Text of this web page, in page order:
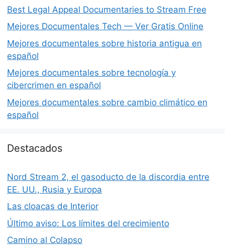
Best Legal Appeal Documentaries to Stream Free
Mejores Documentales Tech — Ver Gratis Online
Mejores documentales sobre historia antigua en
español
Mejores documentales sobre tecnología y
cibercrimen en español
Mejores documentales sobre cambio climático en
español
Destacados
Nord Stream 2, el gasoducto de la discordia entre
EE. UU., Rusia y Europa
Las cloacas de Interior
Último aviso: Los límites del crecimiento
Camino al Colapso